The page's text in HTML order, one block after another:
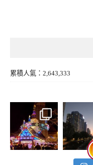
累積人氣：2,643,333